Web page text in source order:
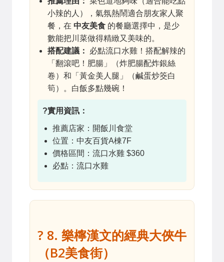
小辣的人），氣氛熱鬧適合朋友家人聚
餐，在 中友美食 的餐廳選擇中，是少
數能把川菜做得精緻又美味的。
搭配建議：
必點流口水雞！搭配解辣的
「翻滾吧！肥腸」（炸肥腸配炸銀絲
卷）和「黃金美人腿」（鹹蛋炒筊白
筍）。白飯多點幾碗！
?實用資訊：
推薦店家：開飯川食堂
位置：中友百貨A棟7F
價格區間：流口水雞 $360
必點：流口水雞
? 8. 樂檸漢文的經典大俠牛
（B2美食街）